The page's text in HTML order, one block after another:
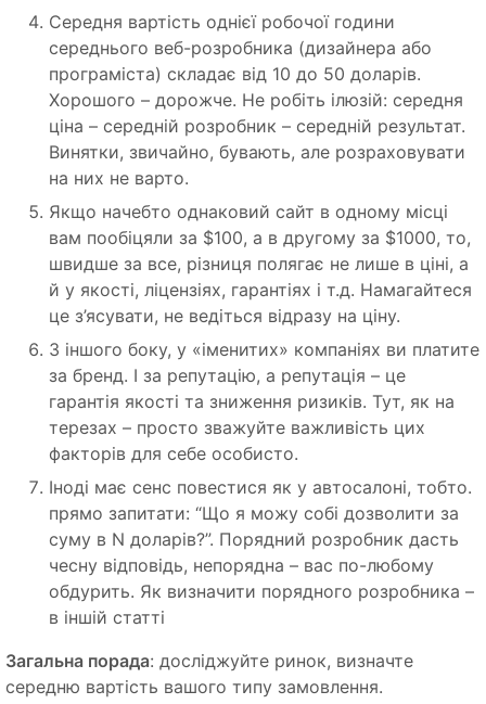
Середня вартість однієї робочої години
середнього веб-розробника (дизайнера або
програміста) складає від 10 до 50 доларів.
Хорошого – дорожче. Не робіть ілюзій: середня
ціна – середній розробник – середній результат.
Винятки, звичайно, бувають, але розраховувати
на них не варто.
Якщо начебто однаковий сайт в одному місці
вам пообіцяли за $100, а в другому за $1000, то,
швидше за все, різниця полягає не лише в ціні, а
й у якості, ліцензіях, гарантіях і т.д. Намагайтеся
це з’ясувати, не ведіться відразу на ціну.
З іншого боку, у «іменитих» компаніях ви платите
за бренд. І за репутацію, а репутація – це
гарантія якості та зниження ризиків. Тут, як на
терезах – просто зважуйте важливість цих
факторів для себе особисто.
Іноді має сенс повестися як у автосалоні, тобто.
прямо запитати: “Що я можу собі дозволити за
суму в N доларів?”. Порядний розробник дасть
чесну відповідь, непорядна – вас по-любому
обдурить. Як визначити порядного розробника –
в іншій статті
Загальна порада: досліджуйте ринок, визначте
середню вартість вашого типу замовлення.